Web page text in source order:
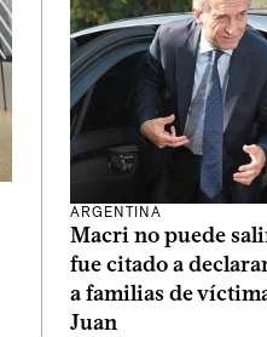
ARGENTINA
Macri no puede
fue citado a
a familias de
Juan